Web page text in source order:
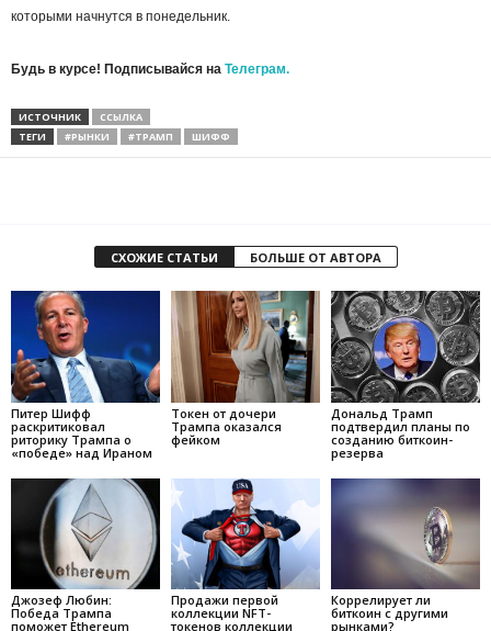
которыми начнутся в понедельник.
Будь в курсе! Подписывайся на Телеграм.
ИСТОЧНИК
ССЫЛКА
ТЕГИ
#РЫНКИ #ТРАМП ШИФФ
СХОЖИЕ СТАТЬИ БОЛЬШЕ ОТ АВТОРА
Питер Шифф
раскритиковал
риторику Трампа о
«победе» над Ираном
Токен от дочери
Трампа оказался
фейком
Дональд Трамп
подтвердил планы по
созданию биткоин-
резерва
Джозеф Любин:
Победа Трампа
поможет Ethereum
Продажи первой
коллекции NFT-
токенов коллекции
Коррелирует ли
биткоин с другими
рынками?